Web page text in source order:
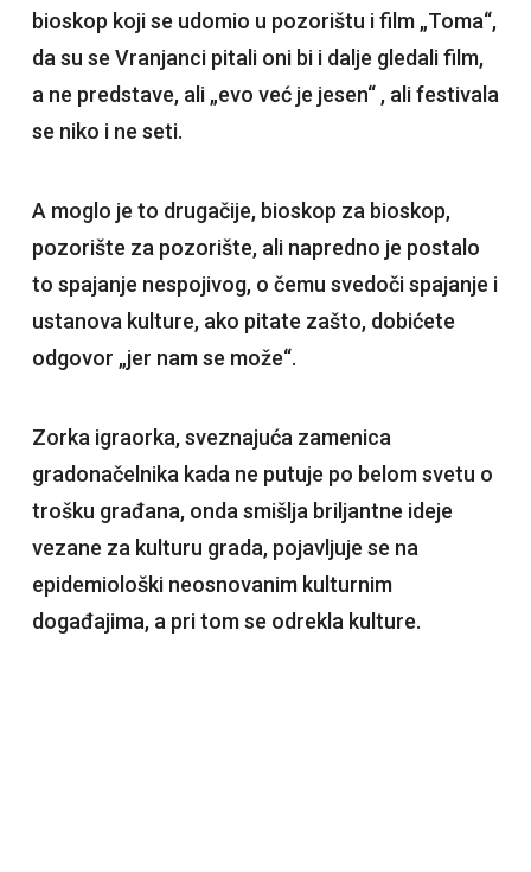
bioskop koji se udomio u pozorištu i film „Toma“,
da su se Vranjanci pitali oni bi i dalje gledali film,
a ne predstave, ali „evo već je jesen“ , ali festivala
se niko i ne seti.
A moglo je to drugačije, bioskop za bioskop,
pozorište za pozorište, ali napredno je postalo
to spajanje nespojivog, o čemu svedoči spajanje i
ustanova kulture, ako pitate zašto, dobićete
odgovor „jer nam se može“.
Zorka igraorka, sveznajuća zamenica
gradonačelnika kada ne putuje po belom svetu o
trošku građana, onda smišlja briljantne ideje
vezane za kulturu grada, pojavljuje se na
epidemiološki neosnovanim kulturnim
događajima, a pri tom se odrekla kulture.